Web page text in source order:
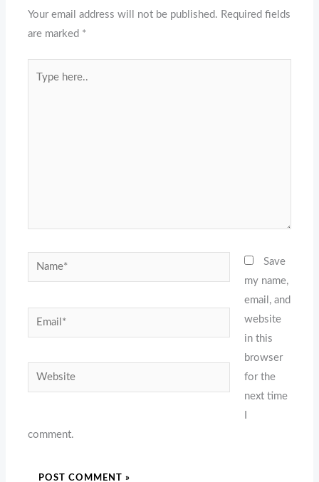
Your email address will not be published. Required fields
are marked *
Name*
Email*
Website
Save
my name,
email, and
website
in this
browser
for the
next time
comment.